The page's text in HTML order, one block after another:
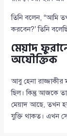
তিনি বলেন, “আমি
করবেন?’ তিনি
মেয়াদ
অযৌক্তিক
আবু হেনা রাজ্জাকীর
ছিল। কিন্তু আজকে
মেয়াদ আছে, তখন
যুক্তি থাকত। এখন